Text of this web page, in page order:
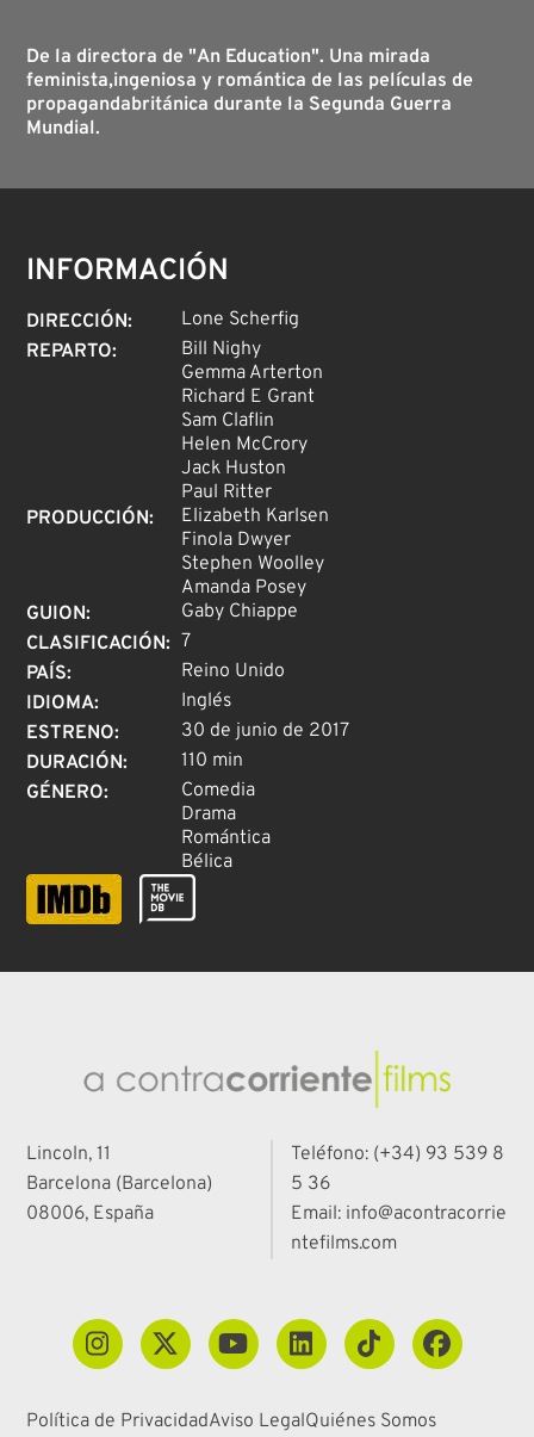
De la directora de "An Education". Una mirada
feminista,ingeniosa y romántica de las películas de
propagandabritánica durante la Segunda Guerra
Mundial.
INFORMACIÓN
DIRECCIÓN:
Lone Scherfig
REPARTO:
Bill Nighy
Gemma Arterton
Richard E Grant
Sam Claflin
Helen McCrory
Jack Huston
Paul Ritter
PRODUCCIÓN:
Elizabeth Karlsen
Finola Dwyer
Stephen Woolley
Amanda Posey
GUION:
Gaby Chiappe
CLASIFICACIÓN: 7
PAÍS:
Reino Unido
IDIOMA:
Inglés
ESTRENO:
30 de junio de 2017
DURACIÓN:
110 min
GÉNERO:
Comedia
Drama
Romántica
Bélica
Lincoln, 11
Barcelona (Barcelona)
08006, España
Teléfono: (+34) 93 539 8
5 36
Email: info@acontracorrie
ntefilms.com
Política de PrivacidadAviso LegalQuiénes Somos